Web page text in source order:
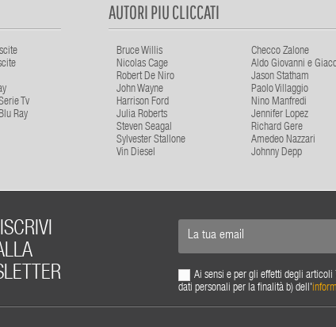
Tv
Ray
AUTORI PIU CLICCATI
Bruce Willis
Checco Zalone
Nicolas Cage
Aldo Giovanni e
Robert De Niro
Jason Statham
John Wayne
Paolo Villaggio
Harrison Ford
Nino Manfredi
Julia Roberts
Jennifer Lopez
Steven Seagal
Richard Gere
Sylvester Stallone
Amedeo Nazzari
Vin Diesel
Johnny Depp
Ai sensi e per gli effetti degli
dati personali per la finalità b) dell'